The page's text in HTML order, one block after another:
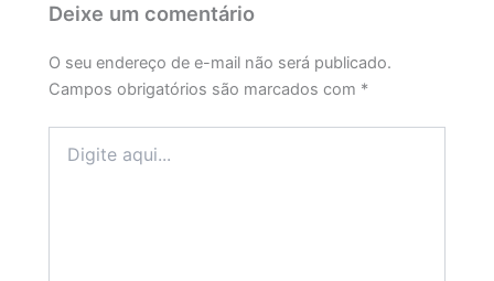
Deixe um comentário
O seu endereço de e-mail não será publicado.
Campos obrigatórios são marcados com *
aqui...